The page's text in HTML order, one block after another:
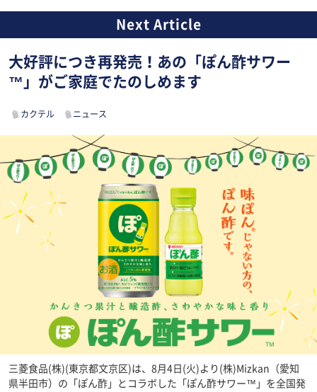
大好評につき再発売！あの「ぽん酢サワー
™」がご家庭でたのしめます
カクテル ニュース
三菱食品(株)(東京都文京区)は、8月4日(火)より(株)Mizkan（愛知
県半田市）の「ぽん酢」とコラボした「ぽん酢サワー™」を全国発